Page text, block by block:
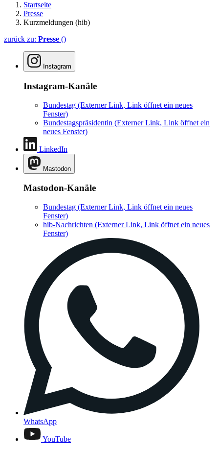
Startseite
Presse
Kurzmeldungen (hib)
zurück zu: Presse ()
Instagram
Instagram-Kanäle
Bundestag (Externer Link, Link öffnet ein neues
Fenster)
Bundestagspräsidentin (Externer Link, Link öffnet ein
neues Fenster)
LinkedIn
Mastodon
Mastodon-Kanäle
Bundestag (Externer Link, Link öffnet ein neues
Fenster)
hib-Nachrichten (Externer Link, Link öffnet ein neues
Fenster)
WhatsApp
YouTube